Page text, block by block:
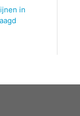
in